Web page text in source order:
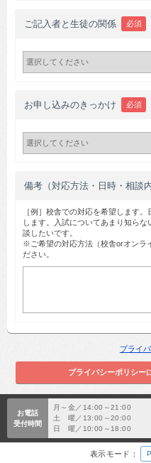
ご記入者と生徒の関係 必須
お申し込みのきっかけ 必須
備考（対応方法・日時・相談
［例］校舎での対応を希望します
します。入試についてあまり知ら
談したいです。
※ご希望の対応方法（校舎orオンラ
ださい。
プライ
お電話
受付時間
月～金／14:00～21:00
土 曜／13:00～20:00
日 曜／10:00～18:00
表示モード：